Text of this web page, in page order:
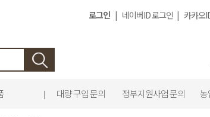
로그인 | 네이버ID 로그인 | 카카오
| 대량 구입 문의 정부지원사업 문의 농